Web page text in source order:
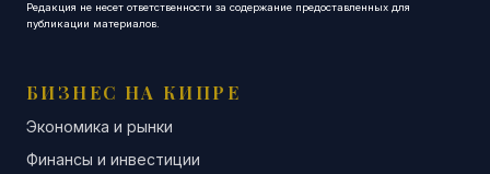
Редакция не несет ответственности за содержание предоставленных для
публикации материалов.
БИЗНЕС НА КИПРЕ
Экономика и рынки
Финансы и инвестиции